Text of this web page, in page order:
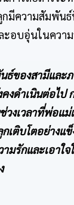
มีความสัมพัน
ะอบอุ่นในควา
ธ์ของสามีและ
งดำเนินต่อไป
วงเวลาที่พ่อแ
เติบโตอย่างแ
มรักและเอาใจ